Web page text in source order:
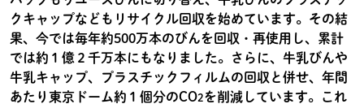
クキャップなどもリサイクル回収を始めています。その結
果、今では毎年約500万本のびんを回収・再使用し、累計
では約１億２千万本にもなりました。さらに、牛乳びんや
牛乳キャップ、プラスチックフィルムの回収と併せ、年間
あたり東京ドーム約１個分のCO2を削減しています。これ